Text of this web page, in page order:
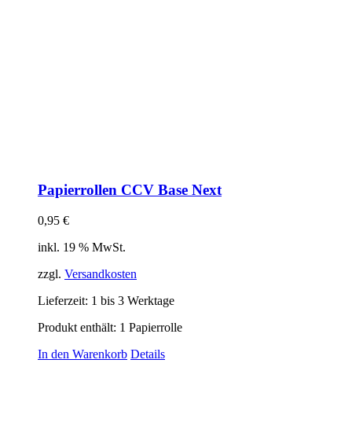
Papierrollen CCV Base Next
0,95 €
inkl. 19 % MwSt.
zzgl. Versandkosten
Lieferzeit: 1 bis 3 Werktage
Produkt enthält: 1 Papierrolle
In den Warenkorb Details